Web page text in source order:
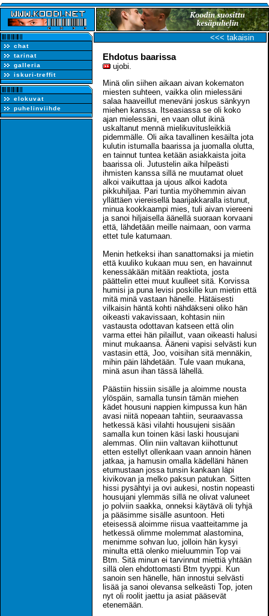
chat
tarinat
galleria
iskuri-treffit
elokuvat
puhelinviihde
<<< takaisin
Ehdotus baarissa
ujobi.
Minä olin siihen aikaan aivan kokematon
miesten suhteen, vaikka olin mielessäni
salaa haaveillut meneväni joskus sänkyyn
miehen kanssa. Itseasiassa se oli koko
ajan mielessäni, en vaan ollut ikinä
uskaltanut mennä mielikuvitusleikkiä
pidemmälle. Oli aika tavallinen kesäilta jota
kulutin istumalla baarissa ja juomalla olutta,
en tainnut tuntea ketään asiakkaista joita
baarissa oli. Jutustelin aika hilpeästi
ihmisten kanssa sillä ne muutamat oluet
alkoi vaikuttaa ja ujous alkoi kadota
pikkuhiljaa. Pari tuntia myöhemmin aivan
yllättäen viereisellä baarijakkaralla istunut,
minua kookkaampi mies, tuli aivan viereeni
ja sanoi hiljaisella äänellä suoraan korvaani
että, lähdetään meille naimaan, oon varma
ettet tule katumaan.
Menin hetkeksi ihan sanattomaksi ja mietin
että kuuliko kukaan muu sen, en havainnut
kenessäkään mitään reaktiota, josta
päättelin ettei muut kuulleet sitä. Korvissa
humisi ja puna levisi poskille kun mietin että
mitä minä vastaan hänelle. Hätäisesti
vilkaisin häntä kohti nähdäkseni oliko hän
oikeasti vakavissaan, kohtasin niin
vastausta odottavan katseen että olin
varma ettei hän pilaillut, vaan oikeasti halusi
minut mukaansa. Ääneni vapisi selvästi kun
vastasin että, Joo, voisihan sitä mennäkin,
mihin päin lähdetään. Tule vaan mukana,
minä asun ihan tässä lähellä.
Päästiin hissiin sisälle ja aloimme nousta
ylöspäin, samalla tunsin tämän miehen
kädet housuni nappien kimpussa kun hän
avasi niitä nopeaan tahtiin, seuraavassa
hetkessä käsi vilahti housujeni sisään
samalla kun toinen käsi laski housujani
alemmas. Olin niin valtavan kiihottunut
etten estellyt ollenkaan vaan annoin hänen
jatkaa, ja hamusin omalla kädelläni hänen
etumustaan jossa tunsin kankaan läpi
kivikovan ja melko paksun patukan. Sitten
hissi pysähtyi ja ovi aukesi, nostin nopeasti
housujani ylemmäs sillä ne olivat valuneet
jo polviin saakka, onneksi käytävä oli tyhjä
ja pääsimme sisälle asuntoon. Heti
eteisessä aloimme riisua vaatteitamme ja
hetkessä olimme molemmat alastomina,
menimme sohvan luo, jolloin hän kysyi
minulta että olenko mieluummin Top vai
Btm. Sitä minun ei tarvinnut miettiä yhtään
sillä olen ehdottomasti Btm tyyppi. Kun
sanoin sen hänelle, hän innostui selvästi
lisää ja sanoi olevansa selkeästi Top, joten
nyt oli roolit jaettu ja asiat pääsevät
etenemään.